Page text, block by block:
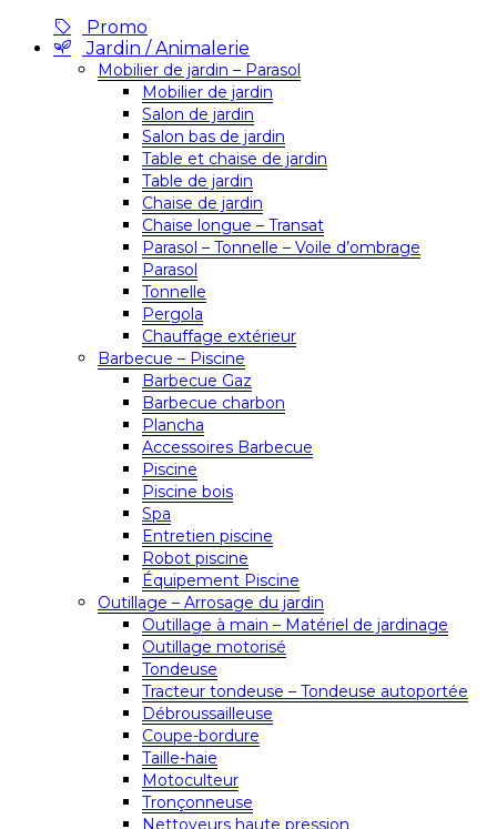
Promo
Jardin / Animalerie
Mobilier de jardin – Parasol
Mobilier de jardin
Salon de jardin
Salon bas de jardin
Table et chaise de jardin
Table de jardin
Chaise de jardin
Chaise longue – Transat
Parasol – Tonnelle – Voile d’ombrage
Parasol
Tonnelle
Pergola
Chauffage extérieur
Barbecue – Piscine
Barbecue Gaz
Barbecue charbon
Plancha
Accessoires Barbecue
Piscine
Piscine bois
Spa
Entretien piscine
Robot piscine
Équipement Piscine
Outillage – Arrosage du jardin
Outillage à main – Matériel de jardinage
Outillage motorisé
Tondeuse
Tracteur tondeuse – Tondeuse autoportée
Débroussailleuse
Coupe-bordure
Taille-haie
Motoculteur
Tronçonneuse
Nettoyeurs haute pression